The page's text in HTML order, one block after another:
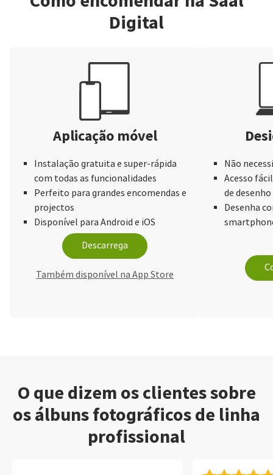
Digital
Aplicação móvel
Instalação gratuita e super-rápida
com todas as funcionalidades
Perfeito para grandes encomendas e
projectos
Disponível para Android e iOS
Descarrega
Também disponível na App Store
Não
Acesso
de desenho
Desenha
O que dizem os clientes sobre
os álbuns fotográficos de linha
profissional